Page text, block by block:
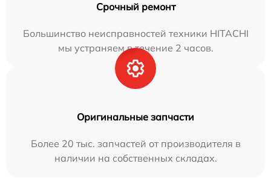
Срочный ремонт
Большинство неисправностей техники HITACHI
мы устраняем в течение 2 часов.
Оригинальные запчасти
Более 20 тыс. запчастей от производителя в
наличии на собственных складах.